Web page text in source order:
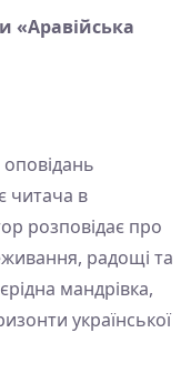
«Аравійська
читача в
розповідає про
радощі та
мандрівка,
української